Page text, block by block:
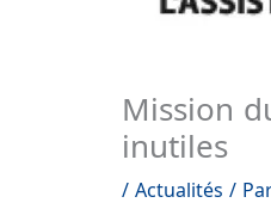
Mission
inutiles
/ Actualités /